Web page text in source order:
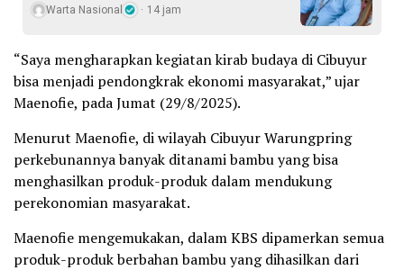
Warta Nasional 14 jam
“Saya mengharapkan kegiatan kirab budaya di Cibuyur
bisa menjadi pendongkrak ekonomi masyarakat,” ujar
Maenofie, pada Jumat (29/8/2025).
Menurut Maenofie, di wilayah Cibuyur Warungpring
perkebunannya banyak ditanami bambu yang bisa
menghasilkan produk-produk dalam mendukung
perekonomian masyarakat.
Maenofie mengemukakan, dalam KBS dipamerkan semua
produk-produk berbahan bambu yang dihasilkan dari